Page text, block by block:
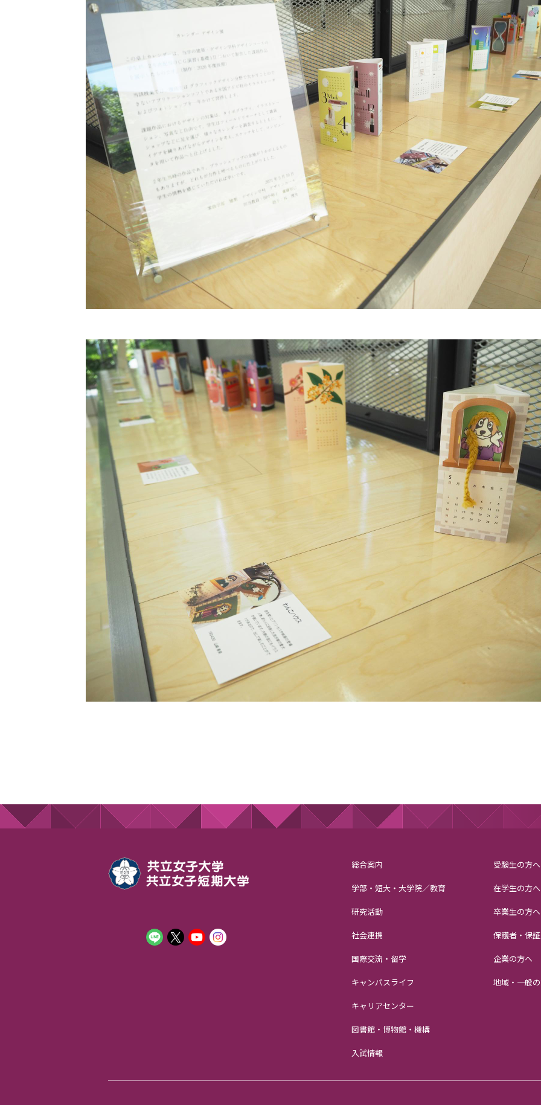
総合案内
学部・短大・大学院／教育
研究活動
社会連携
国際交流・留学
キャンパスライフ
キャリアセンター
図書館・博物館・機構
入試情報
受験生の方へ
在学生の方へ
卒業生の方へ
保護者・保
企業の方へ
地域・一般